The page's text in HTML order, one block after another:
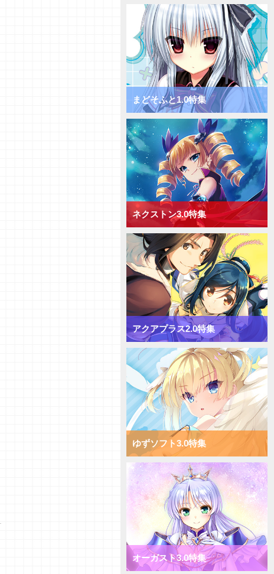
【デッキ紹介】コスト大量発生！
きゃべつそふと1.0 ミックス日
単デッキ
【デッキ紹介】フィールド全体を
チャージ！ きゃべつそふと1.0
ミックス宙単デッキ
【デッキ紹介】サポートでDP上
昇！ きゃべつそふと1.0 ミック
ス花単デッキ
【デッキ紹介】相手の手札を減ら
して制圧！ きゃべつそふと1.0
ミックス月単デッキ
【デッキ紹介】能力値上昇と破棄
でフィールド圧倒！ きゃべつそ
ふと1.0 ミックス雪単デッキ
【デッキ紹介】ドローするかAP
強化か！ Navel2.0 ミックス日
単デッキ
【デッキ紹介】大型キャラを全体
強化！ Navel2.0 ミックス宙単
デッキ
【デッキ紹介】[手札宣言能力]を
連発！ Navel2.0 ミックス花単
デッキ
【デッキ紹介】対応して押し切
れ！ Navel2.0 ミックス月単デ
ッキ
【デッキ紹介】[T]能力を使い倒
してコントロール！ Navel2.0
ミックス雪単デッキ
【デッキ紹介】AP強化で速攻勝
負！ ま～まれぇど1.0 ミックス
日単デッキ
【デッキ紹介】大量コストで圧
倒！ ま～まれぇど1.0 ミックス
宙単デッキ
【デッキ紹介】能力値強化で一点
突破！ ま～まれぇど1.0 ミック
ス花単デッキ
【デッキ紹介】エリアの大量配置
で能力値操作！ ま～まれぇど
1.0 ミックス月単デッキ
【デッキ紹介】相手のキャラを破
棄して強化！ ま～まれぇど1.0
ミックス雪単デッキ
【初心者向けVol.36】それぞれの
カード種類についてご紹介！
【研究員イチオシカード紹介
Vol.59】ケロＱ・枕1.0【初心者
まどそふと1.0特集
ネクストン3.0特集
アクアプラス2.0特集
ゆずソフト3.0特集
オーガスト3.0特集